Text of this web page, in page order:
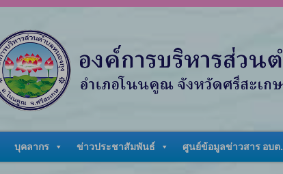
บุคลากร ข่าวประชาสัมพันธ์ ศูนย์ข้อมูลข่าวสาร อบต.